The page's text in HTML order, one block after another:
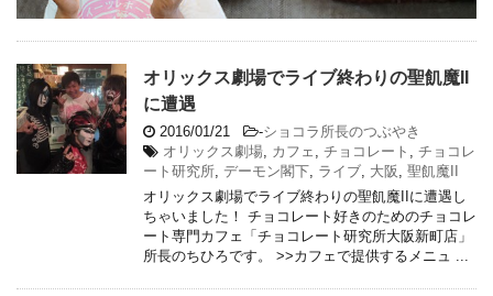
オリックス劇場でライブ終わりの聖飢魔II
に遭遇
2016/01/21 -ショコラ所長のつぶやき
オリックス劇場, カフェ , チョコレート , チョコレ
ート研究所, デーモン閣下, ライブ, 大阪 , 聖飢魔II
オリックス劇場でライブ終わりの聖飢魔IIに遭遇し
ちゃいました！ チョコレート好きのためのチョコレ
ート専門カフェ「チョコレート研究所大阪新町店」
所長のちひろです。 >>カフェで提供するメニュ ...